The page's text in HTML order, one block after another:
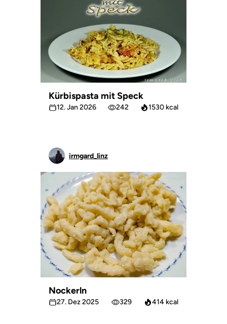
Kürbispasta mit Speck
12. Jan 2026 242 1530 kcal
irmgard_linz
Nockerln
27. Dez 2025 329 414 kcal